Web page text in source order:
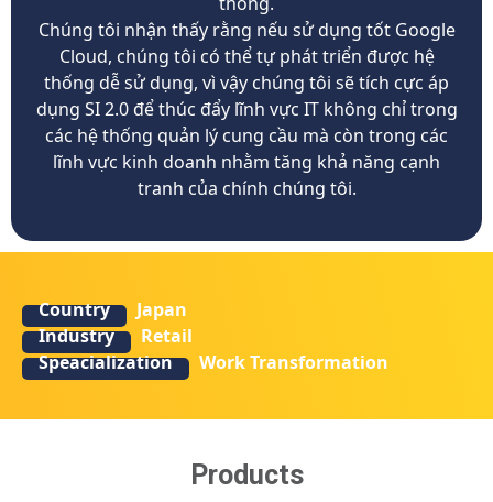
Chúng tôi nhận thấy rằng nếu sử dụng tốt Google
Cloud, chúng tôi có thể tự phát triển được hệ
thống dễ sử dụng, vì vậy chúng tôi sẽ tích cực áp
dụng SI 2.0 để thúc đẩy lĩnh vực IT không chỉ trong
các hệ thống quản lý cung cầu mà còn trong các
lĩnh vực kinh doanh nhằm tăng khả năng cạnh
tranh của chính chúng tôi.
Country
Japan
Industry
Retail
Speacialization
Work Transformation
Products